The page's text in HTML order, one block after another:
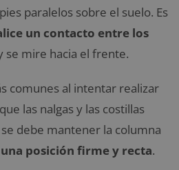
paralelos sobre el suelo. Es
un contacto entre los
se mire hacia el frente.
comunes al intentar realizar
las nalgas y las costillas
debe mantener la columna
posición firme y recta.